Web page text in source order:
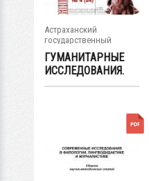
Астраханский
государственный
университет
ГУМАНИТАРНЫЕ
ИССЛЕДОВАНИЯ.
Журнал